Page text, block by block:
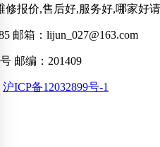
报价,售后好,服务好,哪家好
邮箱：lijun_027@163.com
邮编：201409
沪ICP备12032899号-1